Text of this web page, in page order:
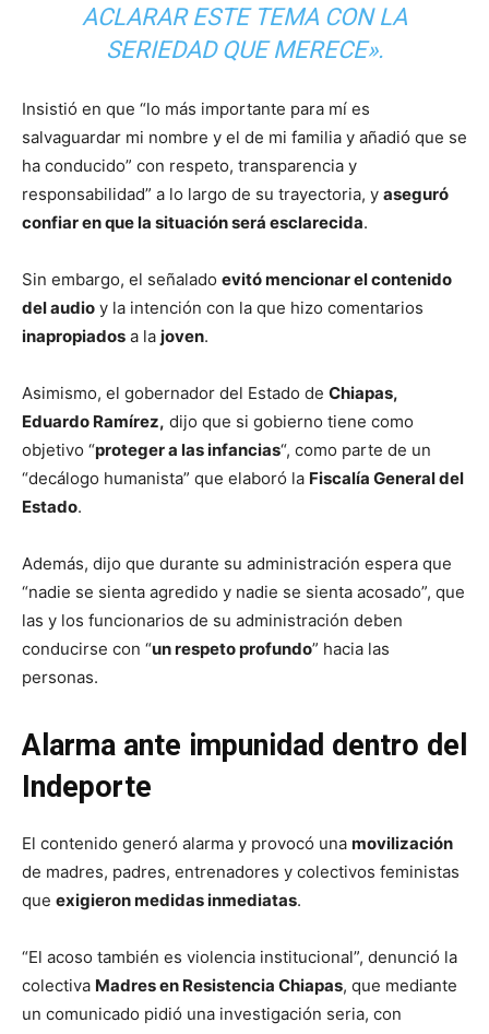
ACLARAR ESTE TEMA CON LA
SERIEDAD QUE MERECE».
Insistió en que “lo más importante para mí es
salvaguardar mi nombre y el de mi familia y añadió que se
ha conducido” con respeto, transparencia y
responsabilidad” a lo largo de su trayectoria, y aseguró
confiar en que la situación será esclarecida.
Sin embargo, el señalado evitó mencionar el contenido
del audio y la intención con la que hizo comentarios
inapropiados a la joven.
Asimismo, el gobernador del Estado de Chiapas,
Eduardo Ramírez, dijo que si gobierno tiene como
objetivo “proteger a las infancias“, como parte de un
“decálogo humanista” que elaboró la Fiscalía General del
Estado.
Además, dijo que durante su administración espera que
“nadie se sienta agredido y nadie se sienta acosado”, que
las y los funcionarios de su administración deben
conducirse con “un respeto profundo” hacia las
personas.
Alarma ante impunidad dentro del
Indeporte
El contenido generó alarma y provocó una movilización
de madres, padres, entrenadores y colectivos feministas
que exigieron medidas inmediatas.
“El acoso también es violencia institucional”, denunció la
colectiva Madres en Resistencia Chiapas, que mediante
un comunicado pidió una investigación seria, con